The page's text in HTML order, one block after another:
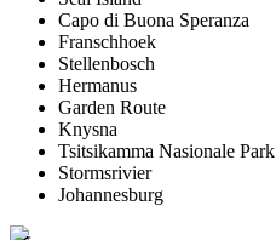
Capo di Buona Speranza
Franschhoek
Stellenbosch
Hermanus
Garden Route
Knysna
Tsitsikamma Nasionale Park
Stormsrivier
Johannesburg